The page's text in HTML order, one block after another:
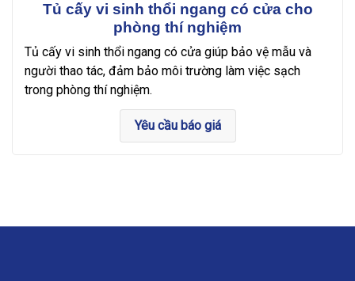
Tủ cấy vi sinh thổi ngang có cửa cho
phòng thí nghiệm
Tủ cấy vi sinh thổi ngang có cửa giúp bảo vệ mẫu và
người thao tác, đảm bảo môi trường làm việc sạch
trong phòng thí nghiệm.
Yêu cầu báo giá